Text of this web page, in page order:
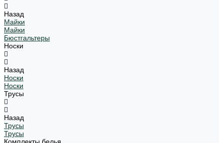
Назад
Майки
Майки
Бюстгальтеры
Носки
Назад
Носки
Носки
Трусы
Назад
Трусы
Трусы